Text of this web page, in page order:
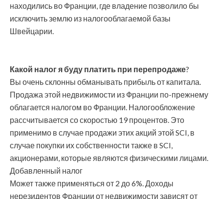
находились во Франции, где владение позволило бы
исключить землю из налогооблагаемой базы
Швейцарии.
Какой налог я буду платить при перепродаже?
Вы очень склонны обманывать прибыль от капитала.
Продажа этой недвижимости из Франции по-прежнему
облагается налогом во Франции. Налогообложение
рассчитывается со скоростью 19 процентов. Это
применимо в случае продажи этих акций этой SCI, в
случае покупки их собственности также в SCI,
акционерами, которые являются физическими лицами.
Добавленный налог
Может также применяться от 2 до 6%. Доходы
нерезидентов Франции от недвижимости зависят от